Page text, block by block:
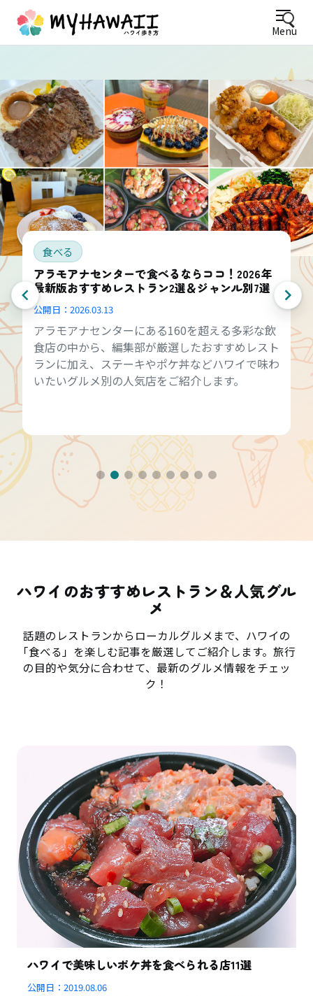
Menu
食べる
アラモアナセンターで食べるならココ！2026年
最新版おすすめレストラン2選＆ジャンル別7選
公開日： 2026.03.13
アラモアナセンターにある160を超える多彩な飲
食店の中から、編集部が厳選したおすすめレスト
ランに加え、ステーキやポケ丼などハワイで味わ
いたいグルメ別の人気店をご紹介します。
ハワイのおすすめレストラン＆人気グル
メ
話題のレストランからローカルグルメまで、ハワイの
「食べる」を楽しむ記事を厳選してご紹介します。旅行
の目的や気分に合わせて、最新のグルメ情報をチェッ
ク！
ハワイで美味しいポケ丼を食べられる店11選
公開日：2019.08.06